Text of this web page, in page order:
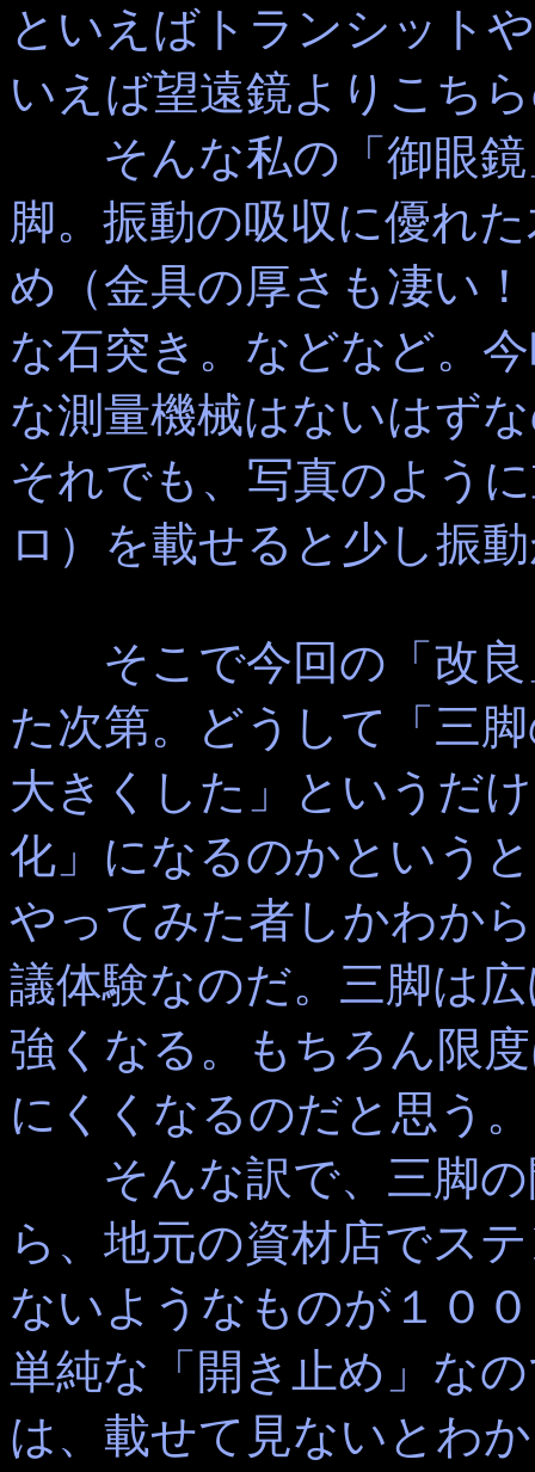
といえばトランシット
いえば望遠鏡よりこち
そんな私の「御眼鏡
脚。振動の吸収に優れ
め（金具の厚さも凄い
な石突き。などなど。
な測量機械はないはず
それでも、写真のよう
ロ）を載せると少し振
そこで今回の「改良
た次第。どうして「三
大きくした」というだ
化」になるのかという
やってみた者しかわか
議体験なのだ。三脚は
強くなる。もちろん限
にくくなるのだと思う。
そんな訳で、三脚の
ら、地元の資材店でス
ないようなものが１０
単純な「開き止め」な
は、載せて見ないとわ